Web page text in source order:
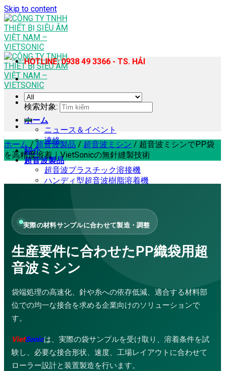
Skip to content
ホーム
ニュース＆イベント
連絡
紹介
超音波製品
超音波プラスチック溶接機
ハンディ型超音波樹脂溶着機
超音波カッター
超音波スズはんだ付け機
超音波洗浄機
金属用超音波溶接機
バッグ製造ライン
サービス
企業研修
精密機械加工サービス
修理・メンテナンス
超音波溶着機
超音波ミシン
超音波カッター
ハンディ型超音波溶着機
HOTLINE: 0938 49 3366 - TS. HẢI
検索対象:
ホーム / 超音波製品 / 超音波ミシン / 超音波ミシンでPP袋
を高精度溶着｜VietSonicの無針縫製技術
実際の材料サンプルに合わせて製造・調整
生産要件に合わせたPP織袋用超
音波ミシン
袋端処理の高速化、針や糸への依存低減、適合する材料部
位での均一な接合を求める企業向けのソリューションで
す。
VietSonicは、実際の袋サンプルを受け取り、溶着条件を試
験し、必要な接合形状、速度、工場レイアウトに合わせて
ローラー設計と装置製造を行います。